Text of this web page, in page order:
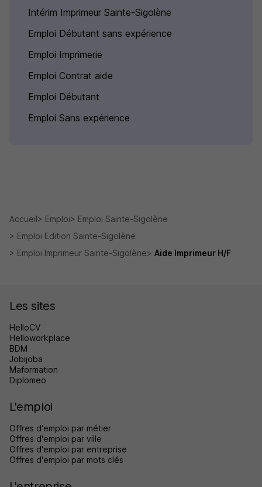
Intérim Imprimeur Sainte-Sigolène
Emploi Débutant sans expérience
Emploi Imprimerie
Emploi Contrat aide
Emploi Débutant
Emploi Sans expérience
Accueil Emploi
Emploi Sainte-Sigolène
Emploi Edition Sainte-Sigolène
Emploi Imprimeur Sainte-Sigolène
Aide Imprimeur H/F
Les sites
HelloCV
Helloworkplace
BDM
Jobijoba
Maformation
Diplomeo
L'emploi
Offres d'emploi par métier
Offres d'emploi par ville
Offres d'emploi par entreprise
Offres d'emploi par mots clés